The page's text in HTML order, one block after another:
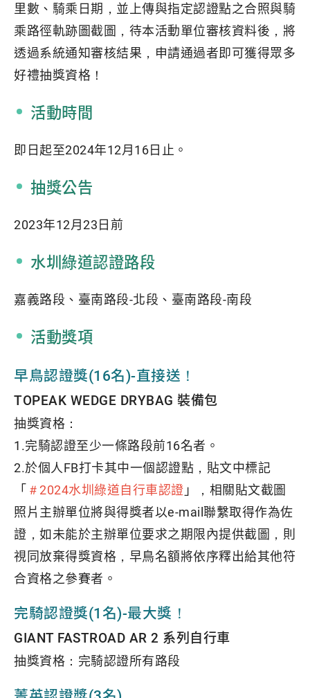
里數、騎乘日期，並上傳與指定認證點之合照與騎
乘路徑軌跡圖截圖，待本活動單位審核資料後，將
透過系統通知審核結果，申請通過者即可獲得眾多
好禮抽獎資格！
活動時間
即日起至2024年12月16日止。
抽獎公告
2023年12月23日前
水圳綠道認證路段
嘉義路段、臺南路段-北段、臺南路段-南段
活動獎項
早鳥認證獎(16名)-直接送！
TOPEAK WEDGE DRYBAG 裝備包
抽獎資格：
1.完騎認證至少一條路段前16名者。
2.於個人FB打卡其中一個認證點，貼文中標記
「 ＃2024水圳綠道自行車認證 」，相關貼文截圖
照片主辦單位將與得獎者以e-mail聯繫取得作為佐
證，如未能於主辦單位要求之期限內提供截圖，則
視同放棄得獎資格，早鳥名額將依序釋出給其他符
合資格之參賽者。
完騎認證獎(1名)-最大獎！
GIANT FASTROAD AR 2 系列自行車
抽獎資格：完騎認證所有路段